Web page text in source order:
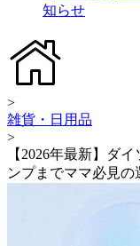
知らせ
>
雑貨・日用品
>
【2026年最新】ダ
ンプまでママ必見の